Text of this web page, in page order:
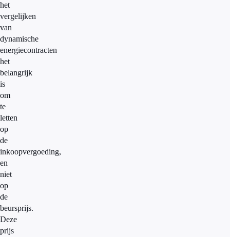
het
vergelijken
van
dynamische
energiecontracten
het
belangrijk
is
om
te
letten
op
de
inkoopvergoeding,
en
niet
op
de
beursprijs.
Deze
prijs